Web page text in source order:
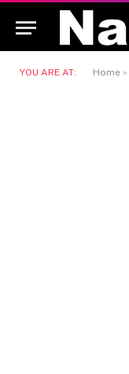
YOU ARE AT: Home »